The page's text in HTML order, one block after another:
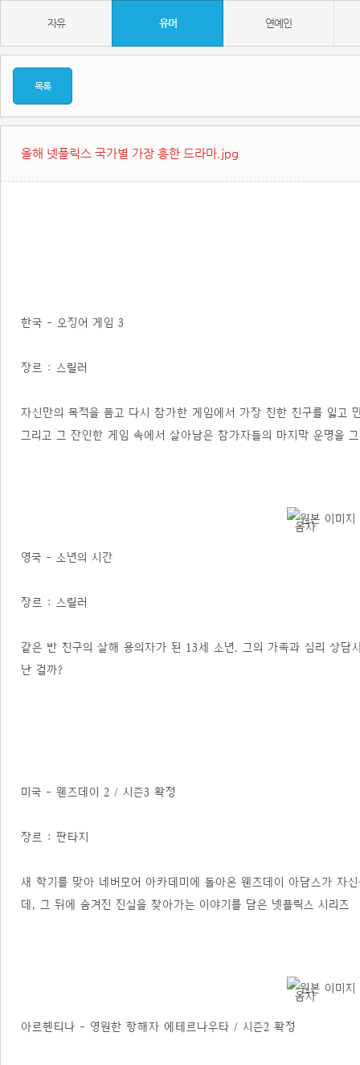
자유 유머 연예인
목록
올해 넷플릭스 국가별 가장 흥한 드라마.jpg
한국 - 오징어 게임 3
장르 : 스릴러
자신만의 목적을 품고 다시 참가한 게임에서 가장 친한 친구를 잃고
그리고 그 잔인한 게임 속에서 살아남은 참가자들의 마지막 운명을
영국 - 소년의 시간
장르 : 스릴러
같은 반 친구의 살해 용의자가 된 13세 소년. 그의 가족과 심리 상
난 걸까?
미국 - 웬즈데이 2 / 시즌3 확정
장르 : 판타지
새 학기를 맞아 네버모어 아카데미에 돌아온 웬즈데이 아담스가 자
데, 그 뒤에 숨겨진 진실을 찾아가는 이야기를 담은 넷플릭스 시리즈
아르헨티나 - 영원한 항해자 에테르나우타 / 시즌2 확정